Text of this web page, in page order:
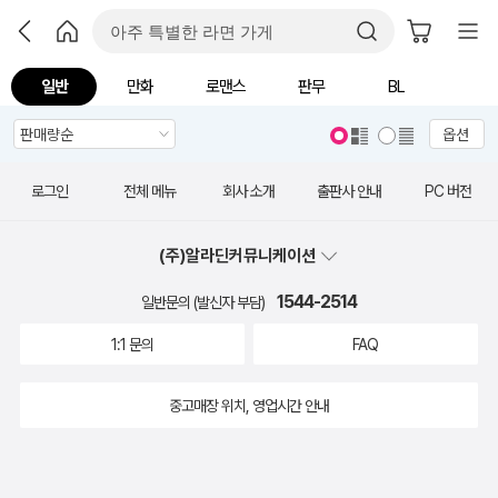
일반 만화 로맨스 판무 BL
옵션
로그인 전체 메뉴 회사 소개 출판사 안내 PC 버전
(주)알라딘커뮤니케이션
일반문의 (발신자 부담) 1544-2514
1:1 문의 FAQ
중고매장 위치, 영업시간 안내